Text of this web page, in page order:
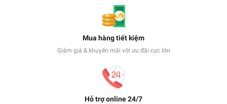
Mua hàng tiết kiệm
Giảm giá & khuyến mãi với ưu đãi cực lớn
Hỗ trợ online 24/7